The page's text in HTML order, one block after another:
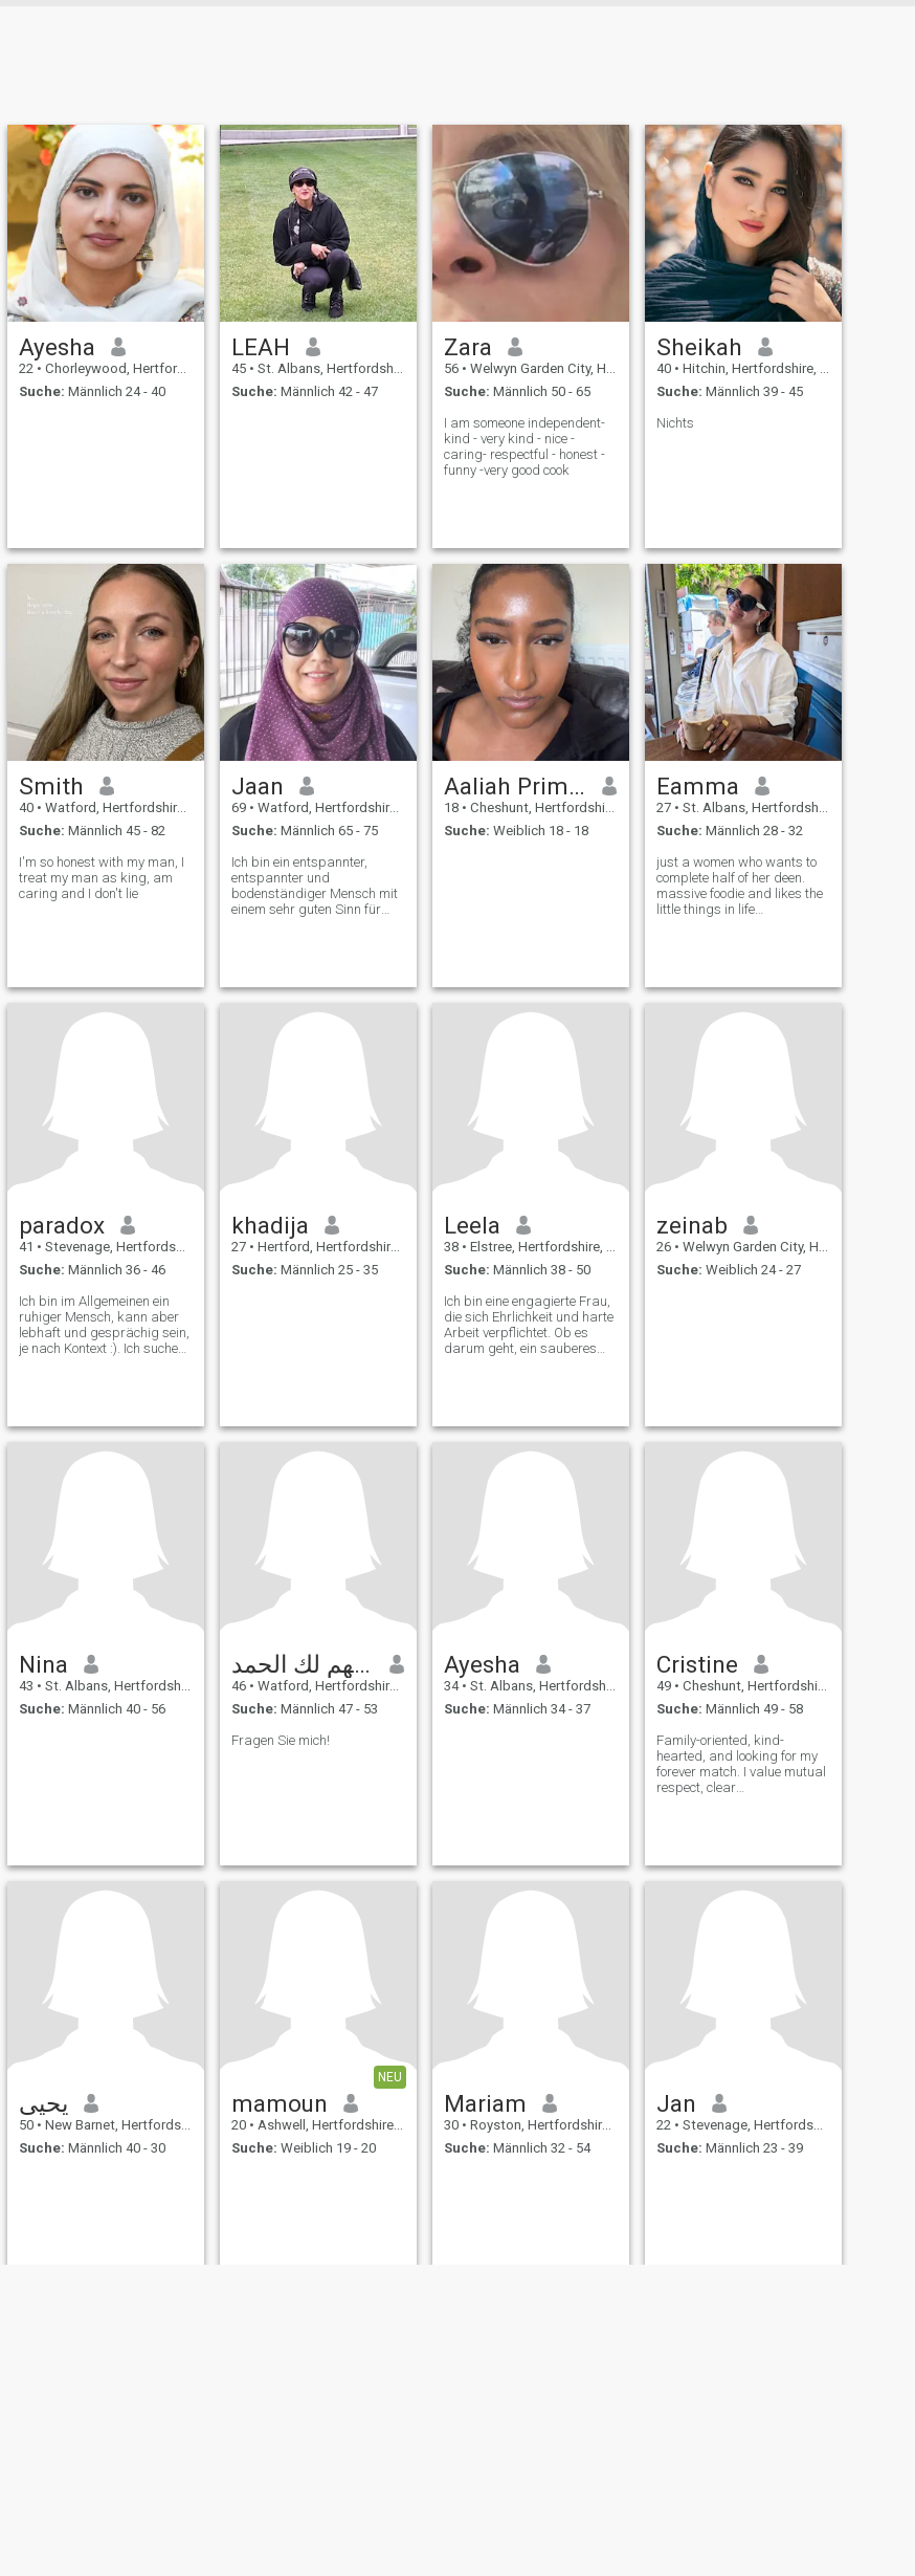
Ayesha
22 • Chorleywood, Hertfordshire, Grossbritannien
Suche: Männlich 24 - 40
LEAH
45 • St. Albans, Hertfordshire, Grossbritannien
Suche: Männlich 42 - 47
Zara
56 • Welwyn Garden City, Hertfordshire, Grossbritannien
Suche: Männlich 50 - 65
I am someone independent-
kind - very kind - nice -
caring- respectful - honest -
funny -very good cook
Sheikah
40 • Hitchin, Hertfordshire, Grossbritannien
Suche: Männlich 39 - 45
Nichts
Smith
40 • Watford, Hertfordshire, Grossbritannien
Suche: Männlich 45 - 82
I'm so honest with my man, I
treat my man as king, am
caring and I don't lie
Jaan
69 • Watford, Hertfordshire, Grossbritannien
Suche: Männlich 65 - 75
Ich bin ein entspannter,
entspannter und
bodenständiger Mensch mit
einem sehr guten Sinn für
\NIch mag Reisen, Lesen,
Kochen und vor allem
glücklich sein es gibt genug
elende Menschen in dieser
Welt, ich möchte nicht einer
von ihnen sein 🤷‍♀️🤦‍♀️
Aaliah Primas
18 • Cheshunt, Hertfordshire, Grossbritannien
Suche: Weiblich 18 - 18
Eamma
27 • St. Albans, Hertfordshire, Grossbritannien
Suche: Männlich 28 - 32
just a women who wants to
complete half of her deen.
massive foodie and likes the
little things in life
paradox
41 • Stevenage, Hertfordshire, Grossbritannien
Suche: Männlich 36 - 46
Ich bin im Allgemeinen ein
ruhiger Mensch, kann aber
lebhaft und gesprächig sein,
je nach Kontext :). Ich suche
kritischen Verstand, der
Herausforderungen im Leben
gegenüberstand. Ich
erkunde gerne die
Landschaft und idyllische
Dörfer. Ich liebe es, mit
meiner Schwester lange
Spaziergänge zu machen.
Und wird zum Geek, wenn es
Wissenschaft ist.
khadija
27 • Hertford, Hertfordshire, Grossbritannien
Suche: Männlich 25 - 35
Leela
38 • Elstree, Hertfordshire, Grossbritannien
Suche: Männlich 38 - 50
Ich bin eine engagierte Frau,
die sich Ehrlichkeit und harte
Arbeit verpflichtet. Ob es
darum geht, ein sauberes
Leistungen zu erbringen, ich
lege großen Wert darauf,
den Komfort und das
Wohlbefinden meiner Familie
zu gewährleisten
zeinab
26 • Welwyn Garden City, Hertfordshire, Grossbritannien
Suche: Weiblich 24 - 27
Nina
43 • St. Albans, Hertfordshire, Grossbritannien
Suche: Männlich 40 - 56
اللهم لك الحمد
46 • Watford, Hertfordshire, Grossbritannien
Suche: Männlich 47 - 53
Fragen Sie mich!
Ayesha
34 • St. Albans, Hertfordshire, Grossbritannien
Suche: Männlich 34 - 37
Cristine
49 • Cheshunt, Hertfordshire, Grossbritannien
Suche: Männlich 49 - 58
Family-oriented, kind-
hearted, and looking for my
forever match. I value mutual
respect, clear
يحيى
50 • New Barnet, Hertfordshire, Grossbritannien
Suche: Männlich 40 - 30
NEU
mamoun
20 • Ashwell, Hertfordshire, Grossbritannien
Suche: Weiblich 19 - 20
Mariam
30 • Royston, Hertfordshire, Grossbritannien
Suche: Männlich 32 - 54
Jan
22 • Stevenage, Hertfordshire, Grossbritannien
Suche: Männlich 23 - 39